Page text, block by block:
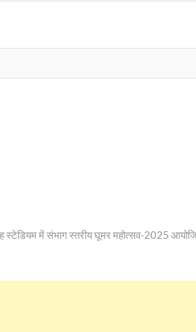
स्टेडियम में संभाग स्तरीय घूमर महोत्सव-2025